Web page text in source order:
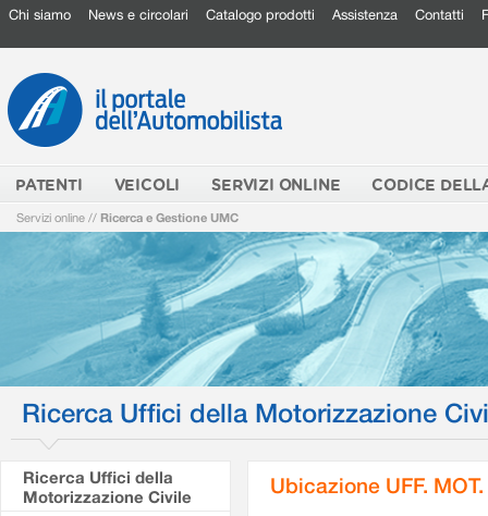
Chi siamo News e circolari Catalogo prodotti Assistenza Contatti
PATENTI VEICOLI SERVIZI ONLINE CODICE
Servizi online // Ricerca e Gestione UMC
Ricerca Uffici della Motorizzazione
Ricerca Uffici della
Motorizzazione Civile
Ubicazione UFF.